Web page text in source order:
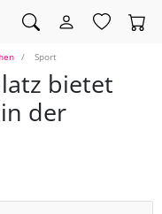
Sport
bietet
der